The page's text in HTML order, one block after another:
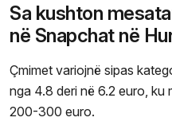
Sa kushton
në Snapchat në
Çmimet variojnë sipas
nga 4.8 deri në 6.2 euro, ku
200-300 euro.